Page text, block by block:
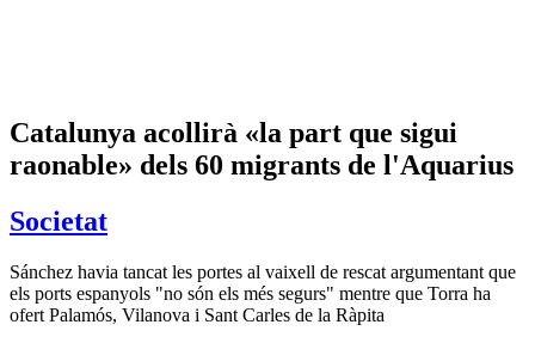
Catalunya acollirà «la part que sigui
raonable» dels 60 migrants de l'Aquarius
Societat
Sánchez havia tancat les portes al vaixell de rescat argumentant que
els ports espanyols "no són els més segurs" mentre que Torra ha
ofert Palamós, Vilanova i Sant Carles de la Ràpita